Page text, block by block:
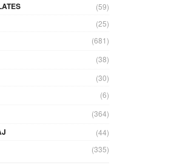
(59)
(25)
(681)
(38)
(30)
(6)
(364)
(44)
(335)